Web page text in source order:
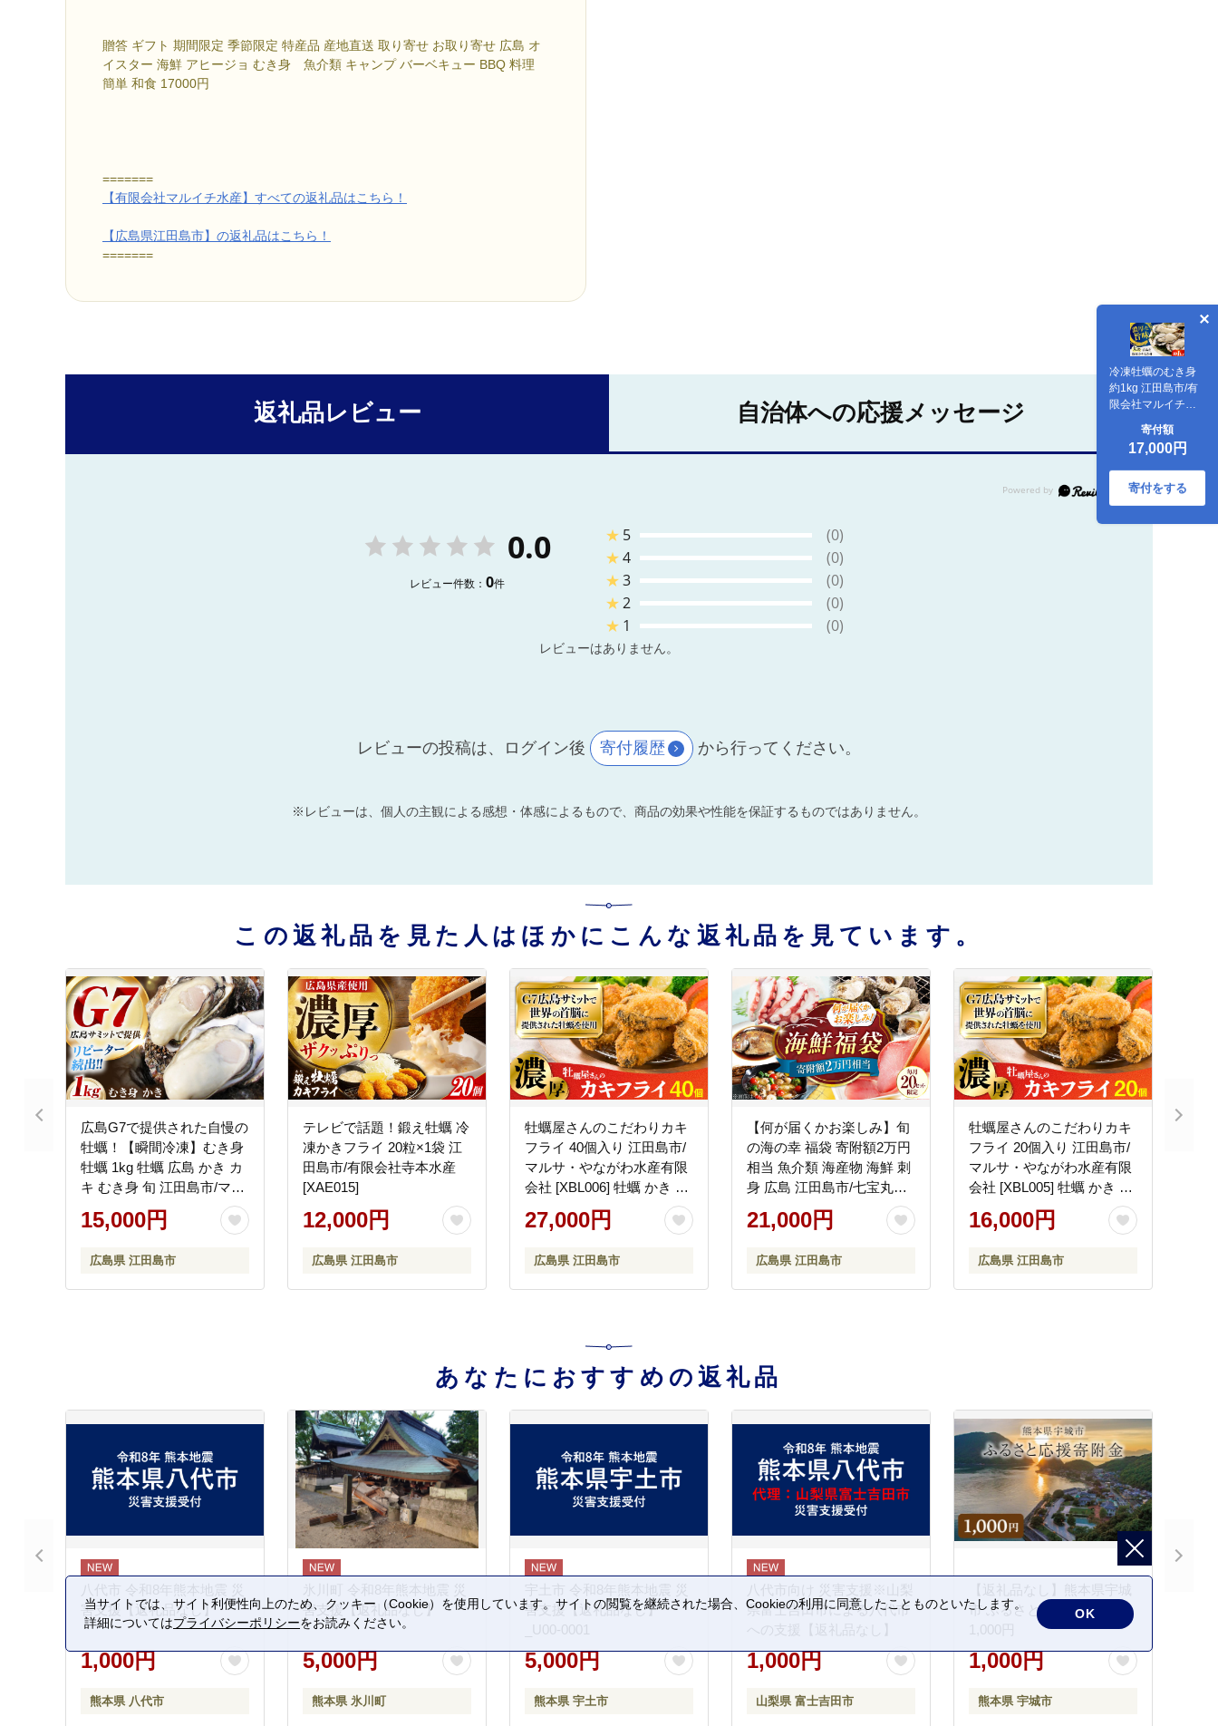
贈答 ギフト 期間限定 季節限定 特産品 産地直送 取り寄せ お取り寄せ 広島 オ
イスター 海鮮 アヒージョ むき身 魚介類 キャンプ バーベキュー BBQ 料理
簡単 和食 17000円
=======
【有限会社マルイチ水産】すべての返礼品はこちら！
【広島県江田島市】の返礼品はこちら！
=======
冷凍牡蠣のむき身
約1kg 江田島市/有
限会社マルイチ水
かき カキ かき 海鮮
和食 海産物 広島県
産
寄付額
17,000円
寄付をする
返礼品レビュー 自治体への応援メッセージ
0.0
レビュー件数： 0件
★ 5
(0)
★4
(0)
★3
(0)
★2
(0)
★ 1 (0)
レビューはありません。
レビューの投稿は、ログイン後 寄付履歴 から行ってください。
※レビューは、個人の主観による感想・体感によるもので、商品の効果や性能を保証するものではありません。
この返礼品を見た人はほかにこんな返礼品を見ています。
広島G7で提供された自慢の
牡蠣！【瞬間冷凍】むき身
牡蠣 1kg 牡蠣 広島 かき カ
キ むき身 旬 江田島市/マル
サ・やながわ水産有限会社
[XBL007] 牡蠣
15,000円
広島県 江田島市
テレビで話題！鍛え牡蠣 冷
凍かきフライ 20粒×1袋 江
田島市/有限会社寺本水産
[XAE015]
12,000円
広島県 江田島市
牡蠣屋さんのこだわりカキ
フライ 40個入り 江田島市/
マルサ・やながわ水産有限
会社 [XBL006] 牡蠣 かき カ
キ 広島G7で提供！
27,000円
広島県 江田島市
【何が届くかお楽しみ】旬
の海の幸 福袋 寄附額2万円
相当 魚介類 海産物 海鮮 刺
身 広島 江田島市/七宝丸
[XBY005] お肉・魚介
21,000円
広島県 江田島市
牡蠣屋さんのこだわりカキ
フライ 20個入り 江田島市/
マルサ・やながわ水産有限
会社 [XBL005] 牡蠣 かき カ
キ 広島G7で提供！
16,000円
広島県 江田島市
あなたにおすすめの返礼品
八代市 令和8年熊本地震 災
害支援【返礼品なし】
1,000円
熊本県 八代市
氷川町 令和8年熊本地震 災
害支援【返礼品なし】
5,000円
熊本県 氷川町
宇土市 令和8年熊本地震 災
害支援【返礼品なし】
_U00-0001
5,000円
熊本県 宇土市
八代市向け 災害支援※山梨
県富士吉田市による八代市
への支援【返礼品なし】
1,000円
山梨県 富士吉田市
【返礼品なし】熊本県宇城
市 ふるさと応援寄附金
1,000円
1,000円
熊本県 宇城市
当サイトでは、サイト利便性向上のため、クッキー（Cookie）を使用しています。サイトの閲覧を継続された場合、Cookieの利用に同意したことものといたします。
詳細についてはプライバシーポリシーをお読みください。
OK